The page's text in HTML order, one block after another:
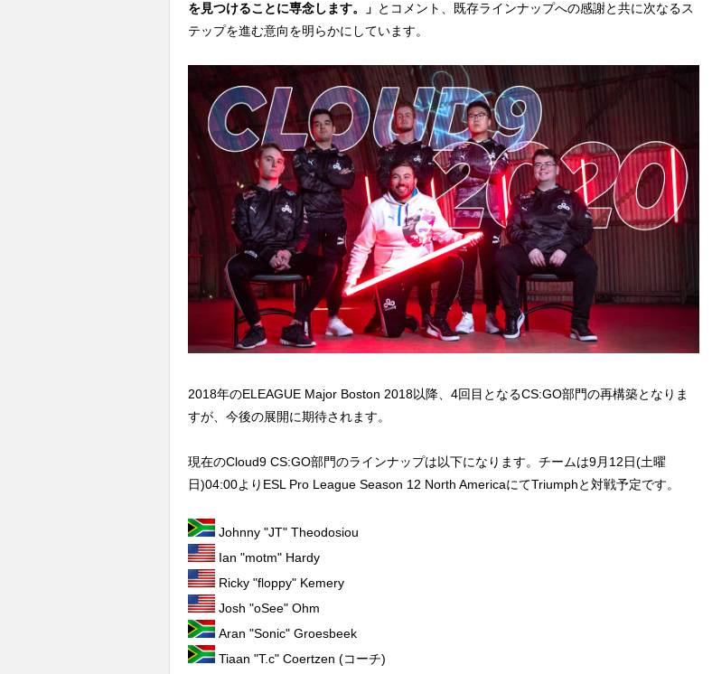
を見つけることに専念します。」 とコメント、既存ラインナップへの感謝と共に次なるス
テップを進む意向を明らかにしています。
2018年のELEAGUE Major Boston 2018以降、4回目となるCS:GO部門の再構築となりま
すが、今後の展開に期待されます。
現在のCloud9 CS:GO部門のラインナップは以下になります。チームは9月12日(土曜
日)04:00よりESL Pro League Season 12 North AmericaにてTriumphと対戦予定です。
Johnny "JT" Theodosiou
Ian "motm" Hardy
Ricky "floppy" Kemery
Josh "oSee" Ohm
Aran "Sonic" Groesbeek
Tiaan "T.c" Coertzen (コーチ)